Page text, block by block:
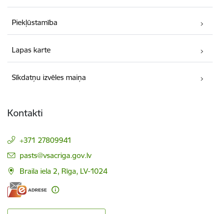
Piekļūstamība
Lapas karte
Sīkdatņu izvēles maiņa
Kontakti
+371 27809941
E-pasts:
pasts@vsacriga.gov.lv
Braila iela 2, Rīga, LV-1024